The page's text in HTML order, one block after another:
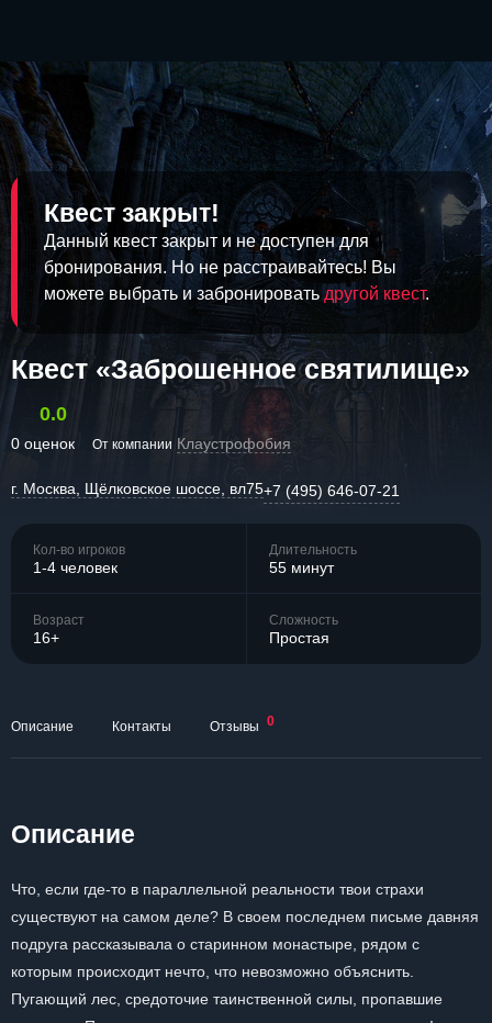
Квест закрыт!
Данный квест закрыт и не доступен для
бронирования. Но не расстраивайтесь! Вы
можете выбрать и забронироватьдругой квест.
Квест «Заброшенное святилище»
0.0
0 оценок От компании Клаустрофобия
г. Москва, Щёлковское шоссе, вл75+7 (495) 646-07-21
Кол-во игроков
1-4 человек
Длительность
55 минут
Возраст
16+
Сложность
Простая
Описание Контакты Отзывы 0
Описание
Что, если где-то в параллельной реальности твои страхи
существуют на самом деле? В своем последнем письме давняя
подруга рассказывала о старинном монастыре, рядом с
которым происходит нечто, что невозможно объяснить.
Пугающий лес, средоточие таинственной силы, пропавшие